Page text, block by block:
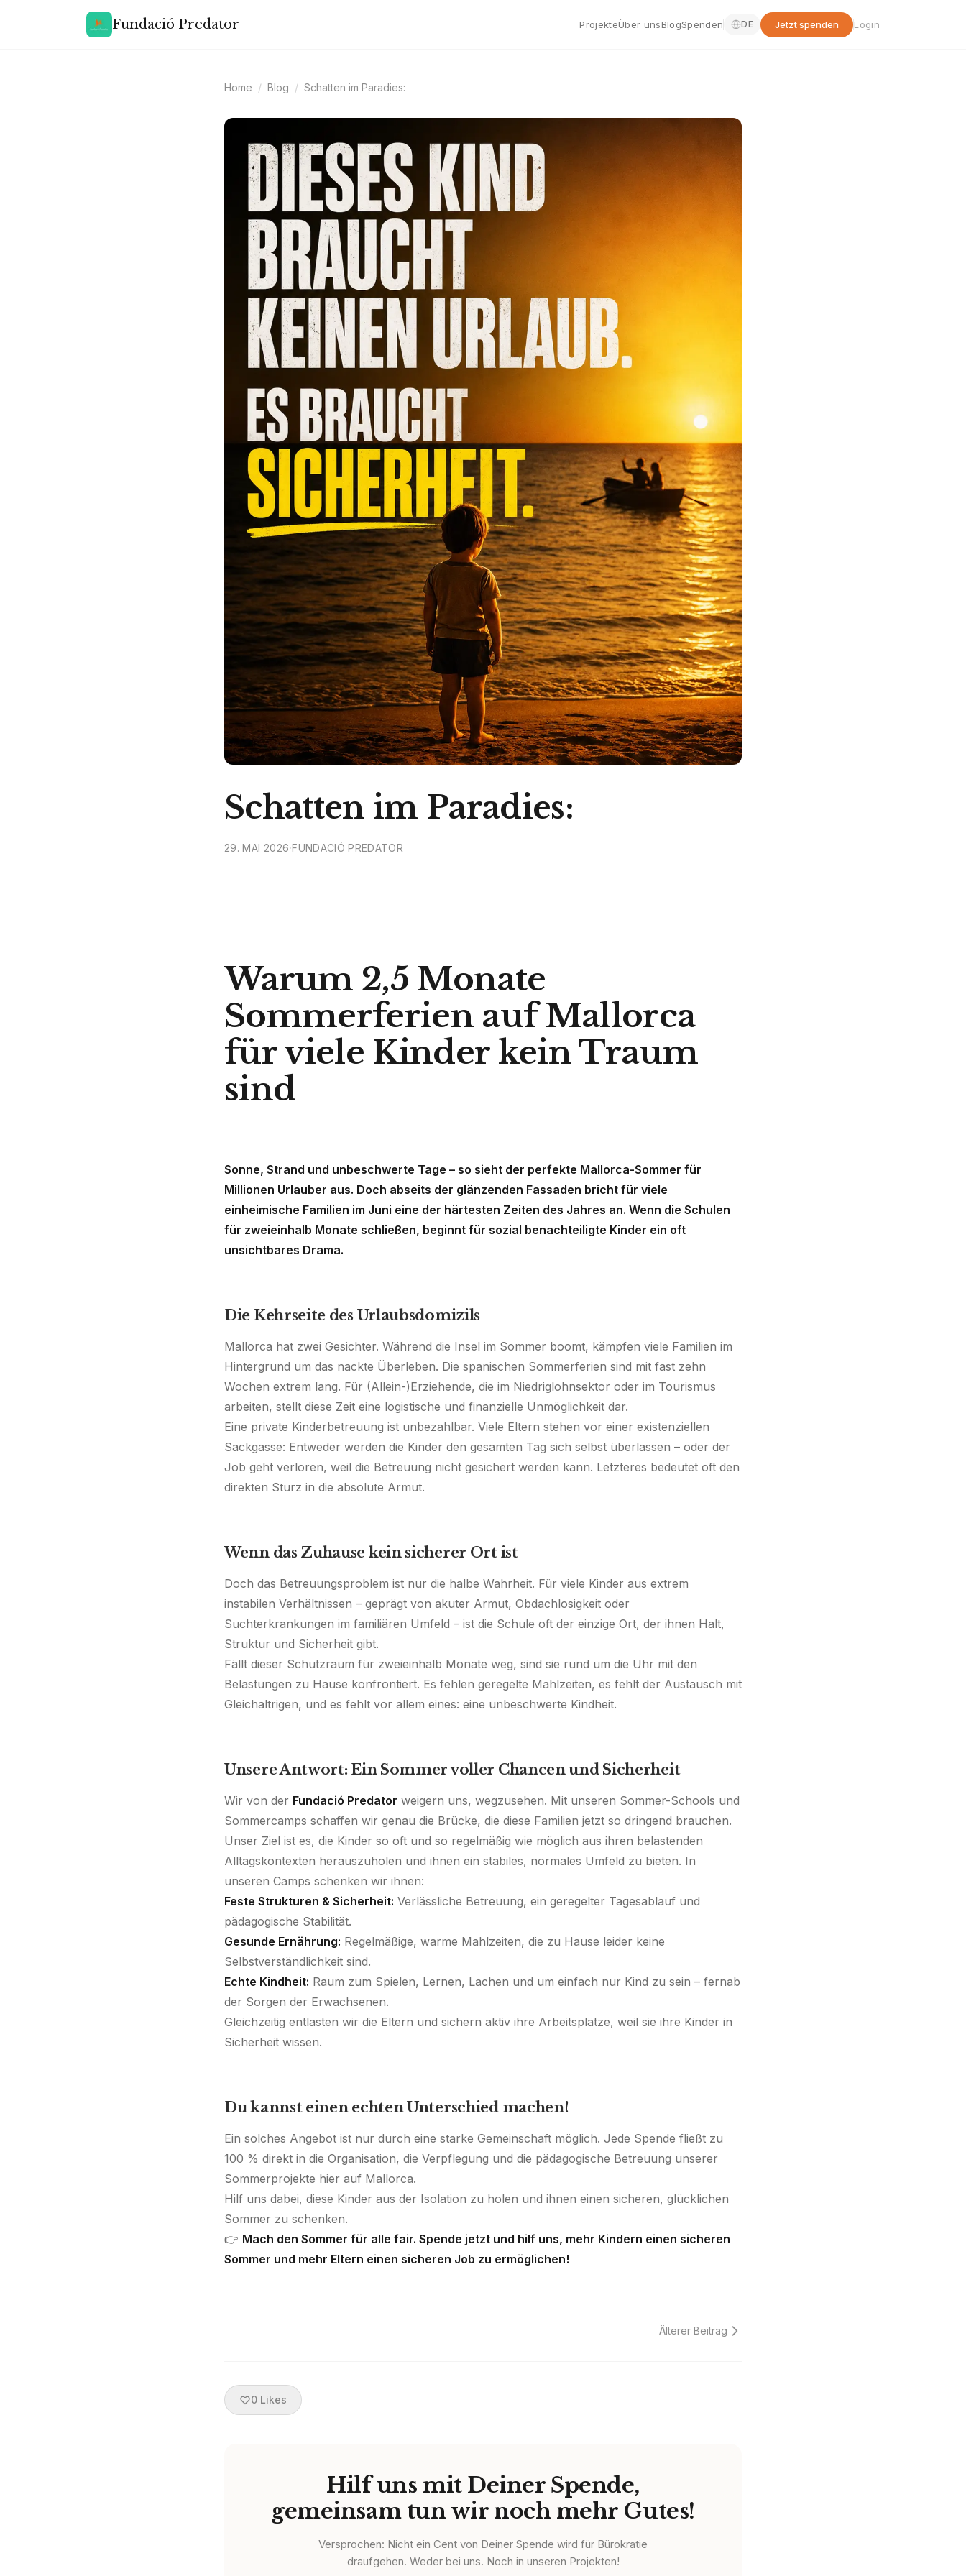
Fundació Predator ProjekteÜber unsBlogSpenden DE Jetzt spenden Login
Home / Blog / Schatten im Paradies:
Schatten im Paradies:
29. MAI 2026·FUNDACIÓ PREDATOR
Warum 2,5 Monate
Sommerferien auf Mallorca
für viele Kinder kein Traum
sind
Sonne, Strand und unbeschwerte Tage – so sieht der perfekte Mallorca-Sommer für
Millionen Urlauber aus. Doch abseits der glänzenden Fassaden bricht für viele
einheimische Familien im Juni eine der härtesten Zeiten des Jahres an. Wenn die Schulen
für zweieinhalb Monate schließen, beginnt für sozial benachteiligte Kinder ein oft
unsichtbares Drama.
Die Kehrseite des Urlaubsdomizils
Mallorca hat zwei Gesichter. Während die Insel im Sommer boomt, kämpfen viele Familien im
Hintergrund um das nackte Überleben. Die spanischen Sommerferien sind mit fast zehn
Wochen extrem lang. Für (Allein-)Erziehende, die im Niedriglohnsektor oder im Tourismus
arbeiten, stellt diese Zeit eine logistische und finanzielle Unmöglichkeit dar.
Eine private Kinderbetreuung ist unbezahlbar. Viele Eltern stehen vor einer existenziellen
Sackgasse: Entweder werden die Kinder den gesamten Tag sich selbst überlassen – oder der
Job geht verloren, weil die Betreuung nicht gesichert werden kann. Letzteres bedeutet oft den
direkten Sturz in die absolute Armut.
Wenn das Zuhause kein sicherer Ort ist
Doch das Betreuungsproblem ist nur die halbe Wahrheit. Für viele Kinder aus extrem
instabilen Verhältnissen – geprägt von akuter Armut, Obdachlosigkeit oder
Suchterkrankungen im familiären Umfeld – ist die Schule oft der einzige Ort, der ihnen Halt,
Struktur und Sicherheit gibt.
Fällt dieser Schutzraum für zweieinhalb Monate weg, sind sie rund um die Uhr mit den
Belastungen zu Hause konfrontiert. Es fehlen geregelte Mahlzeiten, es fehlt der Austausch mit
Gleichaltrigen, und es fehlt vor allem eines: eine unbeschwerte Kindheit.
Unsere Antwort: Ein Sommer voller Chancen und Sicherheit
Wir von der Fundació Predator weigern uns, wegzusehen. Mit unseren Sommer-Schools und
Sommercamps schaffen wir genau die Brücke, die diese Familien jetzt so dringend brauchen.
Unser Ziel ist es, die Kinder so oft und so regelmäßig wie möglich aus ihren belastenden
Alltagskontexten herauszuholen und ihnen ein stabiles, normales Umfeld zu bieten. In
unseren Camps schenken wir ihnen:
Feste Strukturen & Sicherheit: Verlässliche Betreuung, ein geregelter Tagesablauf und
pädagogische Stabilität.
Gesunde Ernährung: Regelmäßige, warme Mahlzeiten, die zu Hause leider keine
Selbstverständlichkeit sind.
Echte Kindheit: Raum zum Spielen, Lernen, Lachen und um einfach nur Kind zu sein – fernab
der Sorgen der Erwachsenen.
Gleichzeitig entlasten wir die Eltern und sichern aktiv ihre Arbeitsplätze, weil sie ihre Kinder in
Sicherheit wissen.
Du kannst einen echten Unterschied machen!
Ein solches Angebot ist nur durch eine starke Gemeinschaft möglich. Jede Spende fließt zu
100 % direkt in die Organisation, die Verpflegung und die pädagogische Betreuung unserer
Sommerprojekte hier auf Mallorca.
Hilf uns dabei, diese Kinder aus der Isolation zu holen und ihnen einen sicheren, glücklichen
Sommer zu schenken.
👉 Mach den Sommer für alle fair. Spende jetzt und hilf uns, mehr Kindern einen sicheren
Sommer und mehr Eltern einen sicheren Job zu ermöglichen!
Älterer Beitrag
0 Likes
Hilf uns mit Deiner Spende,
gemeinsam tun wir noch mehr Gutes!
Versprochen: Nicht ein Cent von Deiner Spende wird für Bürokratie
draufgehen. Weder bei uns. Noch in unseren Projekten!